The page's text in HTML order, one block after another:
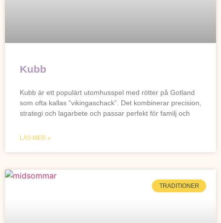
Kubb
Kubb är ett populärt utomhusspel med rötter på Gotland
som ofta kallas ”vikingaschack”. Det kombinerar precision,
strategi och lagarbete och passar perfekt för familj och
LÄS MER »
TRADITIONER